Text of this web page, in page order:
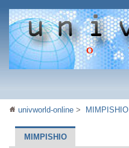
univworld-online > MIMPISHIO
MIMPISHIO